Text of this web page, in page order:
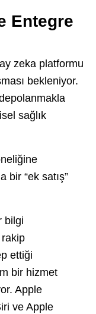
Entegre
zeka platformu
bekleniyor.
sağlık
bir “ek satış”
bilgi
ettiği
bir hizmet
Apple
ve Apple